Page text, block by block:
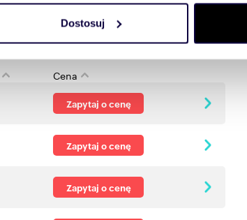
korzystasz z naszej witryny, udostępniamy
połączyć te informacje z innymi danymi
Dostosuj
Cena
Zapytaj o cenę
Zapytaj o cenę
Zapytaj o cenę